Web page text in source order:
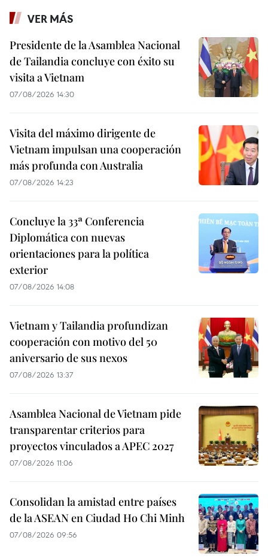
VER MÁS
Presidente de la Asamblea Nacional
de Tailandia concluye con éxito su
visita a Vietnam
07/08/2026 14:30
Visita del máximo dirigente de
Vietnam impulsan una cooperación
más profunda con Australia
07/08/2026 14:23
Concluye la 33ª Conferencia
Diplomática con nuevas
orientaciones para la política
exterior
07/08/2026 14:08
Vietnam y Tailandia profundizan
cooperación con motivo del 50
aniversario de sus nexos
07/08/2026 13:37
Asamblea Nacional de Vietnam pide
transparentar criterios para
proyectos vinculados a APEC 2027
07/08/2026 11:06
Consolidan la amistad entre países
de la ASEAN en Ciudad Ho Chi Minh
07/08/2026 09:56